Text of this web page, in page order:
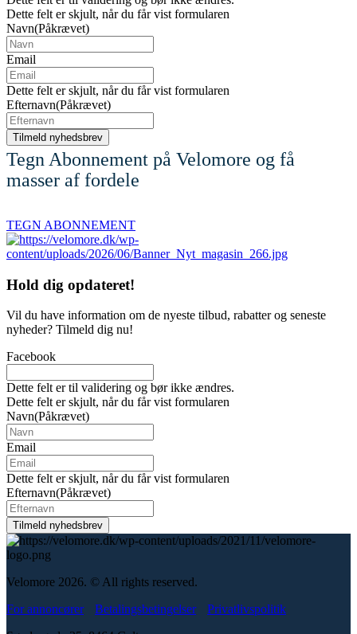
Dette felt er skjult, når du får vist formularen
Navn(Påkrævet)
Email
Dette felt er skjult, når du får vist formularen
Efternavn(Påkrævet)
Tegn Abonnement på Velomore og få
masser af fordele
TEGN ABONNEMENT
Hold dig opdateret!
Vil du have information om de nyeste tilbud, rabatter og seneste
nyheder? Tilmeld dig nu!
Facebook
Dette felt er til validering og bør ikke ændres.
Dette felt er skjult, når du får vist formularen
Navn(Påkrævet)
Email
Dette felt er skjult, når du får vist formularen
Efternavn(Påkrævet)
Velomore 2026. © All rights reserved.
For annoncører
Betalingsbetingelser
Privatlivspolitik